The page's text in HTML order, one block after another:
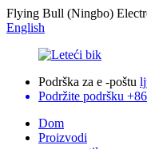
Flying Bull (Ningbo)
English
Podrška za e -poštu
Podržite podršku
Dom
Proizvodi